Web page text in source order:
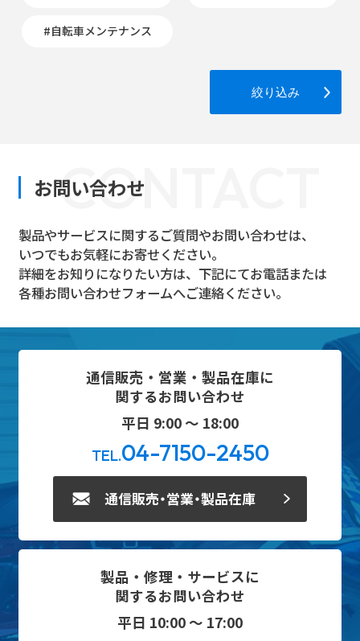
#自転車メンテナンス
絞り込み
CONTACT
お問い合わせ
製品やサービスに関するご質問やお問い合わせは、
いつでもお気軽にお寄せください。
詳細をお知りになりたい方は、下記にてお電話または
各種お問い合わせフォームへご連絡ください。
通信販売・営業・製品在庫に
関するお問い合わせ
平日 9:00 ～ 18:00
TEL.04-7150-2450
通信販売・営業・製品在庫
製品・修理・サービスに
関するお問い合わせ
平日 10:00 ～ 17:00